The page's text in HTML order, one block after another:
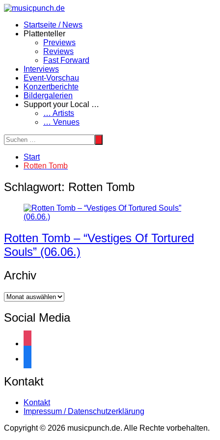
Zum
springenStartseite / News
Plattenteller
Previews
Reviews
Fast Forward
Interviews
Event-Vorschau
Konzertberichte
Bildergalerien
Support your Local …
… Artists
… Venues
Start
Rotten Tomb
Schlagwort: Rotten Tomb
Rotten Tomb – “Vestiges Of Tortured
Souls” (06.06.)
Archiv
Archiv
Social Media
Kontakt
Kontakt
Impressum / Datenschutzerklärung
Copyright © 2026 musicpunch.de. Alle Rechte vorbehalten.